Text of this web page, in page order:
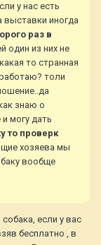
у нас есть
иногда
раз в
один из них не
то странная
толи
знаю о
могу дать
то проверк
хозяева мы
вообще
если у вас
бесплатно , в